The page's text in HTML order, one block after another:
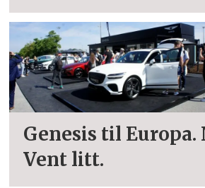
Genesis til Europa.
Vent litt.